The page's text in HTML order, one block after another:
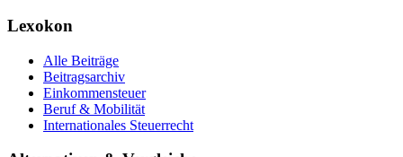
Lexokon
Alle Beiträge
Beitragsarchiv
Einkommensteuer
Beruf & Mobilität
Internationales Steuerrecht